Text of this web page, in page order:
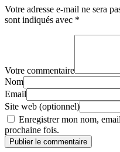
Votre adresse e-mail ne sera
sont indiqués avec *
Votre commentaire
Nom
Email
Site web (optionnel)
Enregistrer mon nom,
prochaine fois.
Publier le commentaire